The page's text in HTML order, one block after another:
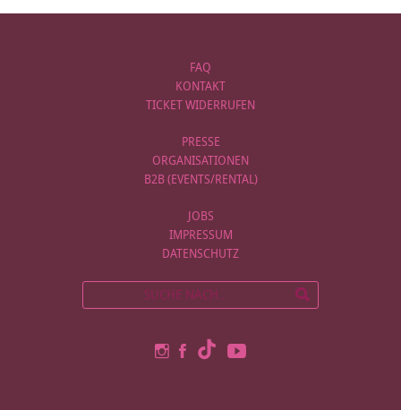
FAQ
KONTAKT
TICKET WIDERRUFEN
PRESSE
ORGANISATIONEN
B2B (EVENTS/RENTAL)
JOBS
IMPRESSUM
DATENSCHUTZ